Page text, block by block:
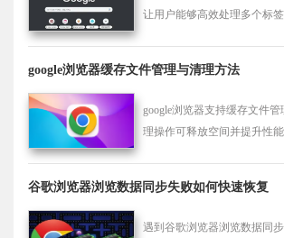
让用户能够高效处理多个标
google浏览器缓存文件管理与清理方法
google浏览器支持缓存文件
理操作可释放空间并提升性
谷歌浏览器浏览数据同步失败如何快速恢复
遇到谷歌浏览器浏览数据同